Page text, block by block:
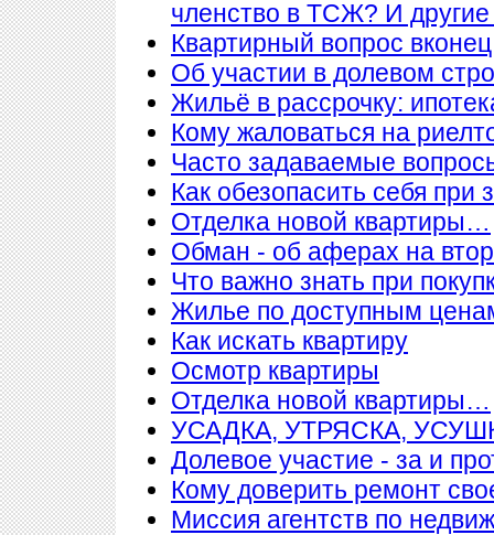
членство в ТСЖ? И
Квартирный вопрос
Об участии в долевом
Жильё в рассрочку:
Кому жаловаться на
Часто задаваемые
Как обезопасить себя при
Отделка новой квартиры…
Обман - об аферах на
Что важно знать при
Жилье по доступным
Как искать квартиру
Осмотр квартиры
Отделка новой квартиры…
УСАДКА, УТРЯСКА,
Долевое участие - за и
Кому доверить ремонт
Миссия агентств по